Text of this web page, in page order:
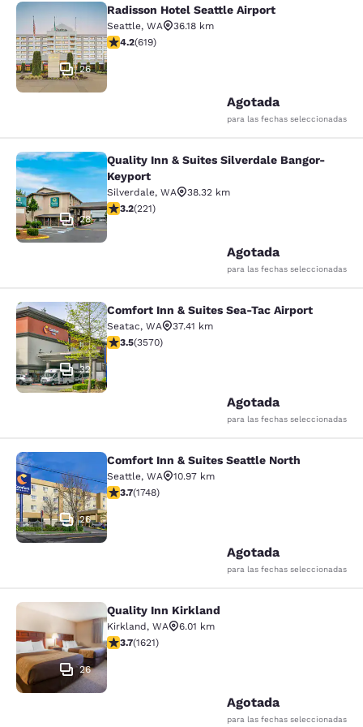
Radisson Hotel Seattle Airport
26
Radisson Hotel Seattle Airport
Seattle, WA
36.18 km
Calificación de 4.17 estrellas. Muy bueno. 619 reseñas
4.2(619)
Agotada
para las fechas seleccionadas
Quality Inn & Suites Silverdale
28
Quality Inn & Suites Silverdale Bangor-
Keyport
Silverdale, WA
38.32 km
Calificación de 3.2 estrellas. Bueno. 221 reseñas
3.2(221)
Agotada
para las fechas seleccionadas
Comfort Inn & Suites Sea-Tac
32
Comfort Inn & Suites Sea-Tac Airport
Seatac, WA
37.41 km
Calificación de 3.53 estrellas. Bueno. 3570 reseñas
3.5(3570)
Agotada
para las fechas seleccionadas
Comfort Inn & Suites Seattle North
26
Comfort Inn & Suites Seattle North
Seattle, WA
10.97 km
Calificación de 3.74 estrellas. Bueno. 1748 reseñas
3.7(1748)
Agotada
para las fechas seleccionadas
Quality Inn Kirkland
26
Quality Inn Kirkland
Kirkland, WA
6.01 km
Calificación de 3.69 estrellas. Bueno. 1621 reseñas
3.7(1621)
Agotada
para las fechas seleccionadas